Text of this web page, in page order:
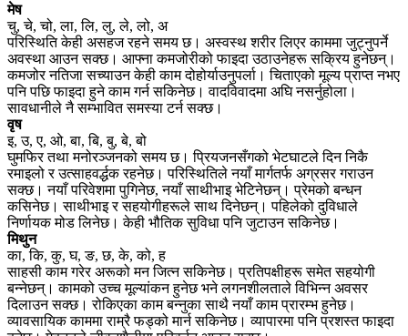
मेष
चु, चे, चो, ला, लि, लु, ले, लो, अ
परिस्थिति केही असहज रहने समय छ। अस्वस्थ शरीर लिएर काममा जुट्नुपर्ने
अवस्था आउन सक्छ। आफ्ना कमजोरीको फाइदा उठाउनेहरू सक्रिय हुनेछन्।
कमजोर नतिजा सच्याउन केही काम दोहोर्याउनुपर्ला। चिताएको मूल्य प्राप्त नभए
पनि पछि फाइदा हुने काम गर्न सकिनेछ। वादविवादमा अघि नसर्नुहोला।
सावधानीले नै सम्भावित समस्या टर्न सक्छ।
वृष
इ, उ, ए, ओ, बा, बि, बु, बे, बो
घुमफिर तथा मनोरञ्जनको समय छ। प्रियजनसँगको भेटघाटले दिन निकै
रमाइलो र उत्साहवर्द्धक रहनेछ। परिस्थितिले नयाँ मार्गतर्फ अग्रसर गराउन
सक्छ। नयाँ परिवेशमा पुगिनेछ, नयाँ साथीभाइ भेटिनेछन्। प्रेमको बन्धन
कसिनेछ। साथीभाइ र सहयोगीहरूले साथ दिनेछन्। पहिलेको दुविधाले
निर्णायक मोड लिनेछ। केही भौतिक सुविधा पनि जुटाउन सकिनेछ।
मिथुन
का, कि, कु, घ, ङ, छ, के, को, ह
साहसी काम गरेर अरूको मन जित्न सकिनेछ। प्रतिपक्षीहरू समेत सहयोगी
बन्नेछन्। कामको उच्च मूल्यांकन हुनेछ भने लगनशीलताले विभिन्न अवसर
दिलाउन सक्छ। रोकिएका काम बन्नुका साथै नयाँ काम प्रारम्भ हुनेछ।
व्यावसायिक काममा राम्रै फड्को मार्न सकिनेछ। व्यापारमा पनि प्रशस्त फाइदा